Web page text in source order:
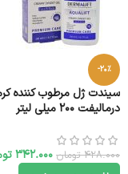
-20%
سیندت ژل مرطوب کننده
درمالیفت ۲۰۰ میلی لیتر
428.000 تومان 342.000